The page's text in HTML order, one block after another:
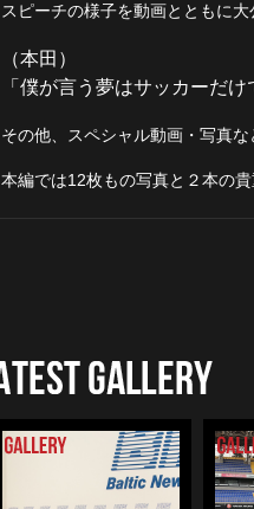
スピーチの様子を動画とともに大
（本田）
「僕が言う夢はサッカーだ
その他、スペシャル動画・写真
本編では12枚もの写真と２本の